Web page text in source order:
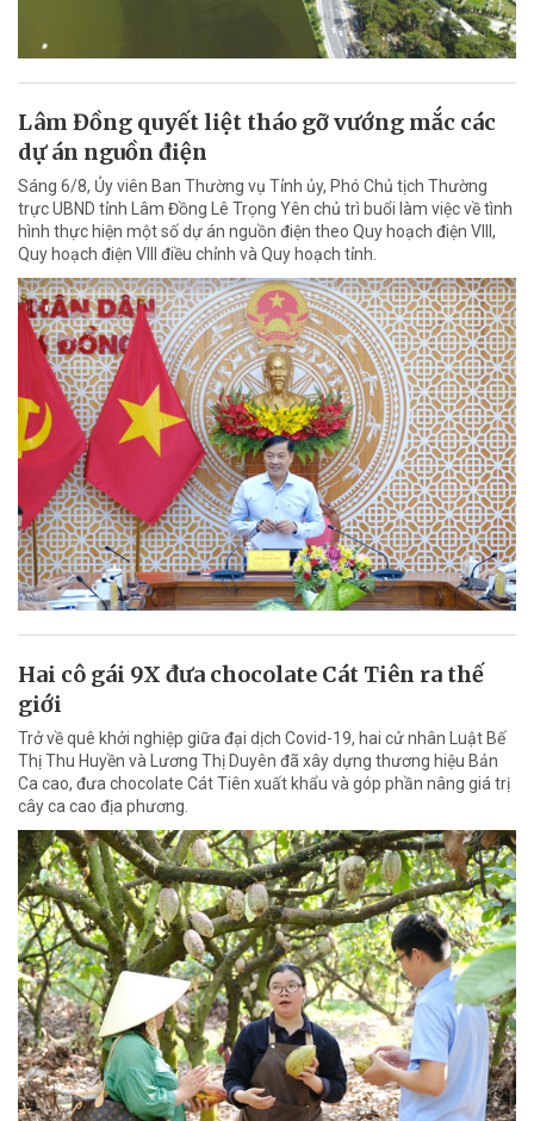
Lâm Đồng quyết liệt tháo gỡ vướng mắc các
dự án nguồn điện
Sáng 6/8, Ủy viên Ban Thường vụ Tỉnh ủy, Phó Chủ tịch Thường
trực UBND tỉnh Lâm Đồng Lê Trọng Yên chủ trì buổi làm việc về tình
hình thực hiện một số dự án nguồn điện theo Quy hoạch điện VIII,
Quy hoạch điện VIII điều chỉnh và Quy hoạch tỉnh.
Hai cô gái 9X đưa chocolate Cát Tiên ra thế
giới
Trở về quê khởi nghiệp giữa đại dịch Covid-19, hai cử nhân Luật Bế
Thị Thu Huyền và Lương Thị Duyên đã xây dựng thương hiệu Bản
Ca cao, đưa chocolate Cát Tiên xuất khẩu và góp phần nâng giá trị
cây ca cao địa phương.